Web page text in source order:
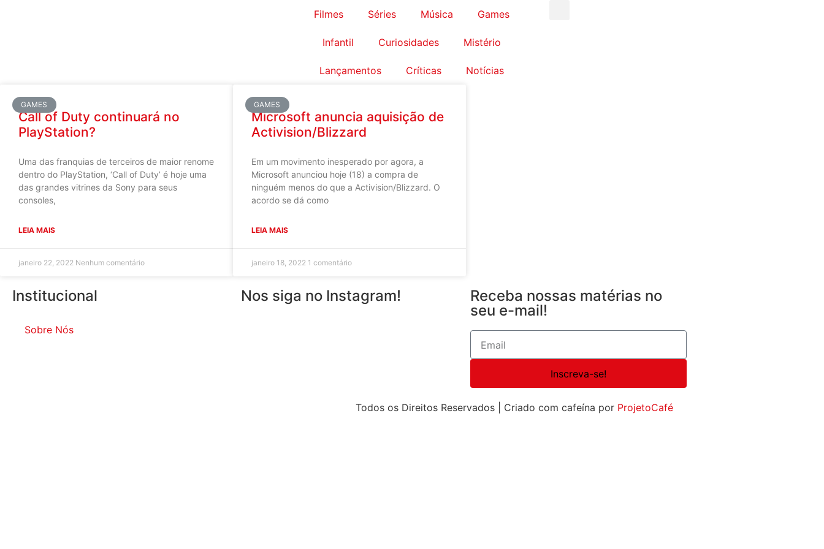
Filmes Séries Música Games
Infantil Curiosidades Mistério
Lançamentos Críticas Notícias
GAMES
Call of Duty continuará no
PlayStation?
Uma das franquias de terceiros de maior renome
dentro do PlayStation, ‘Call of Duty’ é hoje uma
das grandes vitrines da Sony para seus
consoles,
LEIA MAIS
janeiro 22, 2022 Nenhum comentário
GAMES
Microsoft anuncia aquisição de
Activision/Blizzard
Em um movimento inesperado por agora, a
Microsoft anunciou hoje (18) a compra de
ninguém menos do que a Activision/Blizzard. O
acordo se dá como
LEIA MAIS
janeiro 18, 2022 1 comentário
Institucional
Sobre Nós
Nos siga no Instagram!
Receba nossas matérias no
seu e-mail!
Inscreva-se!
Todos os Direitos Reservados | Criado com cafeína por ProjetoCafé